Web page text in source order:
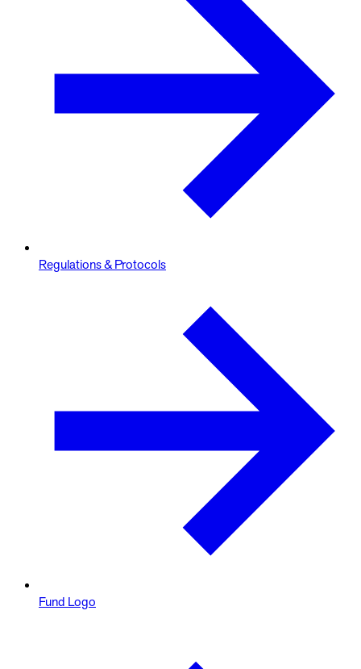
Regulations & Protocols
Fund Logo